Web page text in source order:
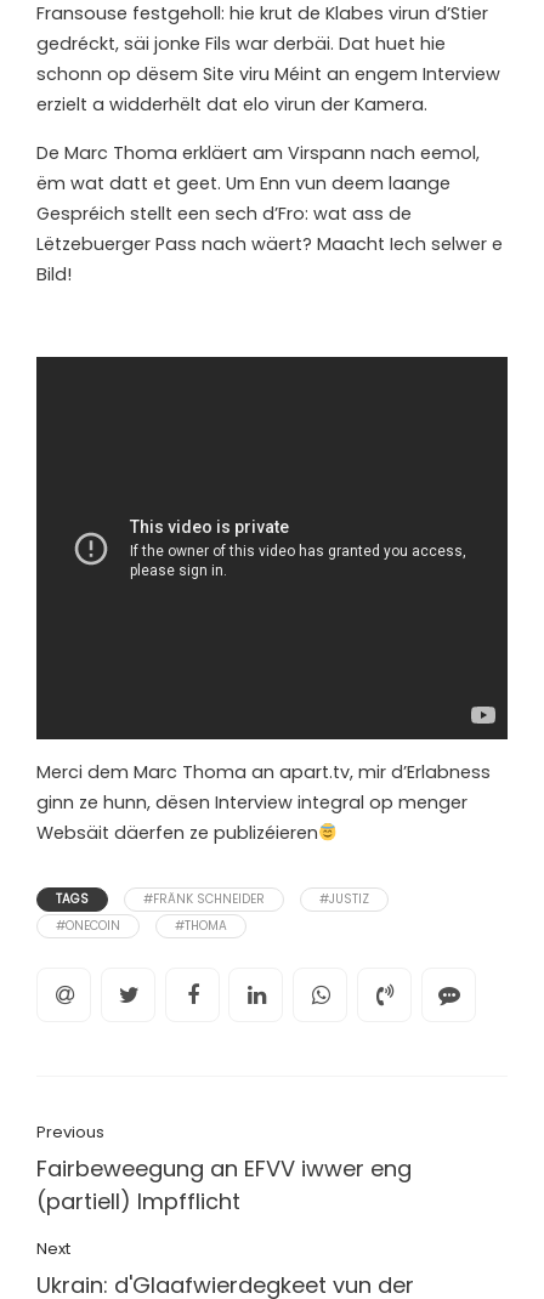
Fransouse festgeholl: hie krut de Klabes virun d’Stier
gedréckt, säi jonke Fils war derbäi. Dat huet hie
schonn op dësem Site viru Méint an engem Interview
erzielt a widderhëlt dat elo virun der Kamera.
De Marc Thoma erkläert am Virspann nach eemol,
ëm wat datt et geet. Um Enn vun deem laange
Gespréich stellt een sech d’Fro: wat ass de
Lëtzebuerger Pass nach wäert? Maacht Iech selwer e
Bild!
Merci dem Marc Thoma an apart.tv, mir d’Erlabness
ginn ze hunn, dësen Interview integral op menger
Websäit däerfen ze publizéieren
TAGS #FRÄNK SCHNEIDER
#JUSTIZ
#ONECOIN
#THOMA
Previous
Fairbeweegung an EFVV iwwer eng
(partiell) Impfflicht
Next
Ukrain: d'Glaafwierdegkeet vun der